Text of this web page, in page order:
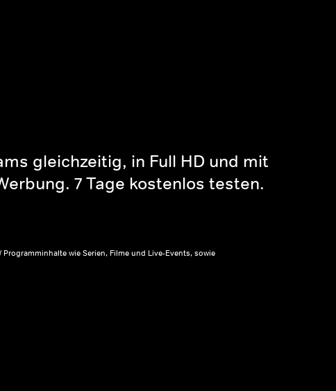
gleichzeitig, in Full HD und mit
7 Tage kostenlos testen.
wie Serien, Filme und Live-Events, sowie